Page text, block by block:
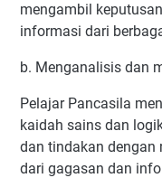
mengambil
informasi dari
b. Menganalisis dan
Pelajar Pancasila
kaidah sains dan
dan tindakan dengan
dari gagasan dan